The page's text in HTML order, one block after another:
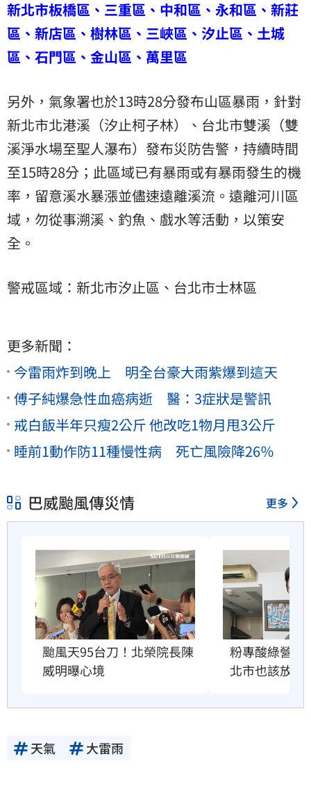
新北市板橋區、三重區、中和區、永和區、新莊
區、新店區、樹林區、三峽區、汐止區、土城
區、石門區、金山區、萬里區
另外，氣象署也於13時28分發布山區暴雨，針對
新北市北港溪（汐止柯子林）、台北市雙溪（雙
溪淨水場至聖人瀑布）發布災防告警，持續時間
至15時28分；此區域已有暴雨或有暴雨發生的機
率，留意溪水暴漲並儘速遠離溪流。遠離河川區
域，勿從事溯溪、釣魚、戲水等活動，以策安
全。
警戒區域：新北市汐止區、台北市士林區
更多新聞：
今雷雨炸到晚上 明全台豪大雨紫爆到這天
傅子純爆急性血癌病逝 醫：3症狀是警訊
戒白飯半年只瘦2公斤 他改吃1物月甩3公斤
睡前1動作防11種慢性病 死亡風險降26％
巴威颱風傳災情 更多
颱風天95台刀！北榮院長陳
威明曝心境
粉專酸綠營颱
北市也該放4天
天氣 大雷雨